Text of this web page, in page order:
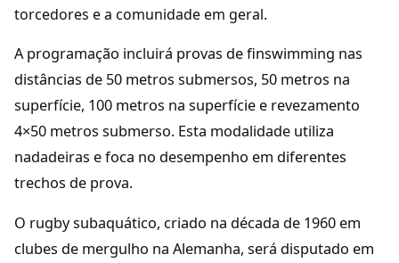
torcedores e a comunidade em geral.
A programação incluirá provas de finswimming nas
distâncias de 50 metros submersos, 50 metros na
superfície, 100 metros na superfície e revezamento
4×50 metros submerso. Esta modalidade utiliza
nadadeiras e foca no desempenho em diferentes
trechos de prova.
O rugby subaquático, criado na década de 1960 em
clubes de mergulho na Alemanha, será disputado em